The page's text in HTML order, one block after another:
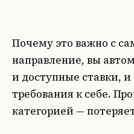
Почему это важно с
направление, вы
и доступные ставки,
требования к себе.
категорией —